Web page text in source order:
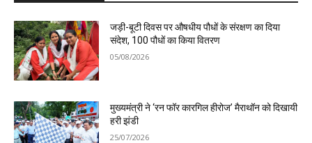
जड़ी-बूटी दिवस पर औषधीय पौधों के संरक्षण का दिया
संदेश, 100 पौधों का किया वितरण
05/08/2026
मुख्यमंत्री ने ‘रन फॉर कारगिल हीरोज’ मैराथॉन को दिखायी
हरी झंडी
25/07/2026